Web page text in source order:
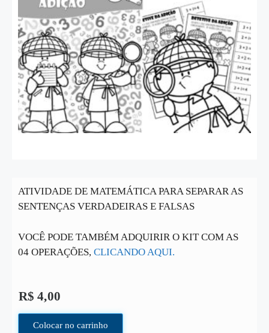
ATIVIDADE DE MATEMÁTICA PARA SEPARAR AS
SENTENÇAS VERDADEIRAS E FALSAS
VOCÊ PODE TAMBÉM ADQUIRIR O KIT COM AS
04 OPERAÇÕES, CLICANDO AQUI.
R$ 4,00
Colocar no carrinho